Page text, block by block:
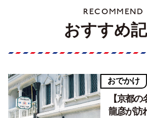
RECOMMEND
おすすめ
おでかけ
【京都
龍彦が訪